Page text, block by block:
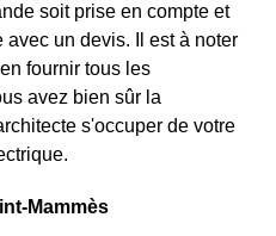
soit prise en compte et
un devis. Il est à noter
fournir tous les
avez bien sûr la
s'occuper de votre
Mammès